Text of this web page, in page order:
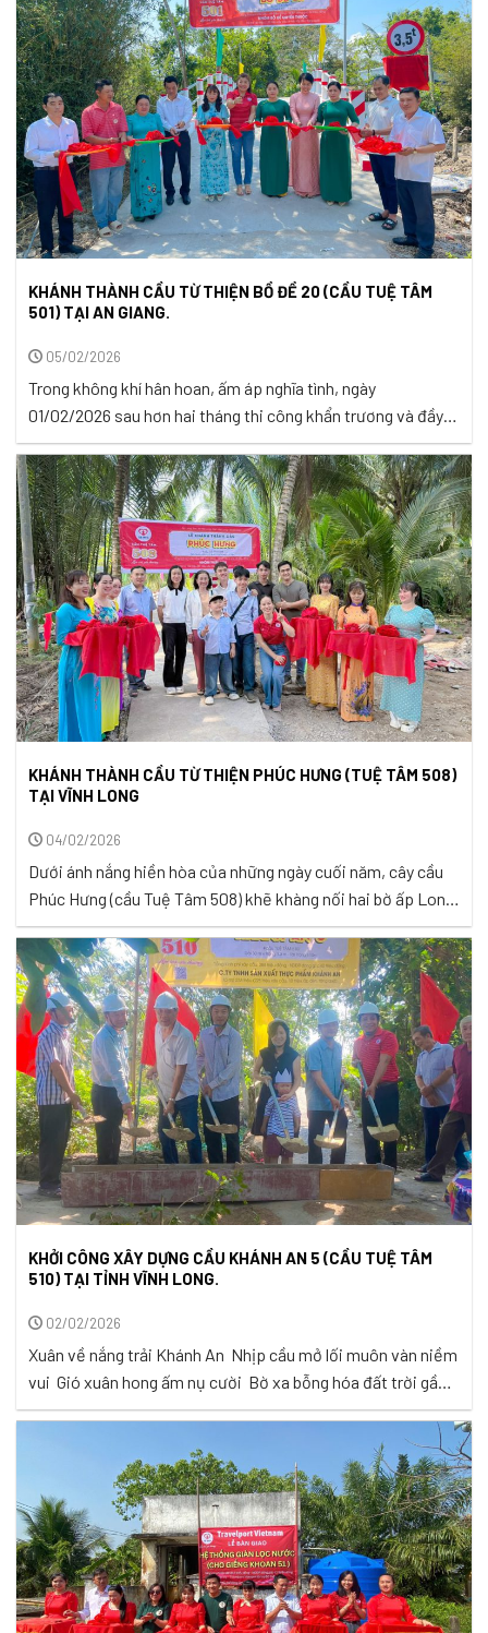
Tây Ninh lại ...
KHÁNH THÀNH CẦU TỪ THIỆN BỒ ĐỀ 20 (CẦU TUỆ TÂM
501) TẠI AN GIANG.
05/02/2026
Trong không khí hân hoan, ấm áp nghĩa tình, ngày
01/02/2026 sau hơn hai tháng thi công khẩn trương và đầy
trách nhiệm, cầu Bồ Đề 20 (cầu Tuệ Tâm 501) tại tỉnh An
Giang đã chính thức được khánh thành, đánh dấu thêm một
cột mốc ý nghĩa trên hành trình gieo duyên lành, ...
KHÁNH THÀNH CẦU TỪ THIỆN PHÚC HƯNG (TUỆ TÂM 508)
TẠI VĨNH LONG
04/02/2026
Dưới ánh nắng hiền hòa của những ngày cuối năm, cây cầu
Phúc Hưng (cầu Tuệ Tâm 508) khẽ khàng nối hai bờ ấp Long
Sơn, xã Nhị Long, tỉnh Vĩnh Long, như nối thêm một nhịp
thương yêu giữa người với người. Tên cầu Phúc Hưng mang ý
nghĩa phúc lành và hưng thịnh ...
KHỞI CÔNG XÂY DỰNG CẦU KHÁNH AN 5 (CẦU TUỆ TÂM
510) TẠI TỈNH VĨNH LONG.
02/02/2026
Xuân về nắng trải Khánh An Nhịp cầu mở lối muôn vàn niềm
vui Gió xuân hong ấm nụ cười Bờ xa bỗng hóa đất trời gần
hơn Mỗi độ Tết đến, xuân về, khi đất trời khẽ chuyển mình
trong sắc nắng dịu dàng và những làn gió mới mang theo
hương mùa xuân, ...